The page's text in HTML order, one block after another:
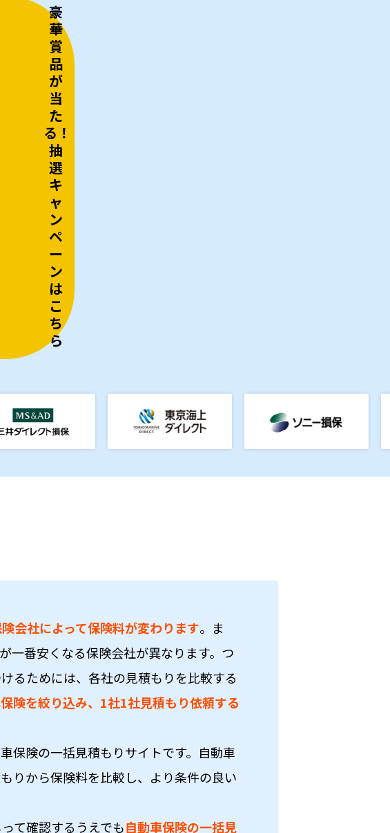
豪
華
賞
品
が
当
た
る！
抽
選
キ
ャ
ン
ペ
ー
ン
は
こ
ち
ら
会社によって保険料が変わります。ま
一番安くなる保険会社が異なります。つ
るためには、各社の見積もりを比較する
険を絞り込み、1社1社見積もり依頼する
保険の一括見積もりサイトです。自動車
りから保険料を比較し、より条件の良い
て確認するうえでも自動車保険の一括見